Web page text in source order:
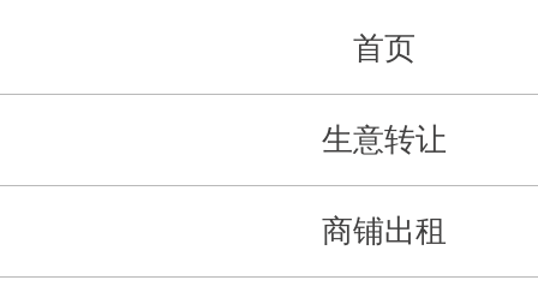
首页
生意转让
商铺出租